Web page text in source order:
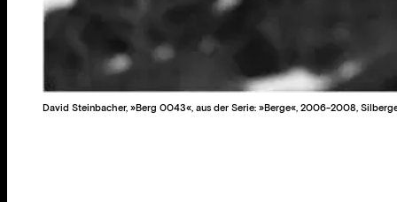
David Steinbacher, »Berg 0043«, aus der Serie: »Berge«, 2006-2008,